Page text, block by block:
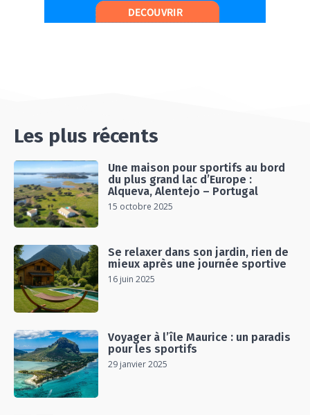
UN SÉJOUR SPORT & NATURE
07:19
Les plus récents
Une maison pour sportifs au bord
du plus grand lac d’Europe :
Alqueva, Alentejo – Portugal
15 octobre 2025
Se relaxer dans son jardin, rien de
mieux après une journée sportive
16 juin 2025
Voyager à l’île Maurice : un paradis
pour les sportifs
29 janvier 2025